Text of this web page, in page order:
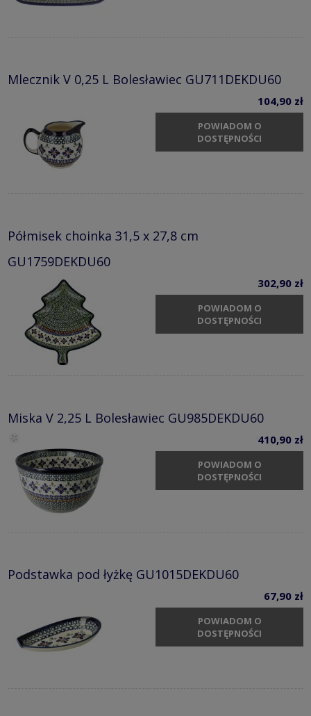
Mlecznik V 0,25 L Bolesławiec GU711DEKDU60
104,90 zł
POWIADOM O
DOSTĘPNOŚCI
Półmisek choinka 31,5 x 27,8 cm
GU1759DEKDU60
302,90 zł
POWIADOM O
DOSTĘPNOŚCI
Miska V 2,25 L Bolesławiec GU985DEKDU60
410,90 zł
POWIADOM O
DOSTĘPNOŚCI
Podstawka pod łyżkę GU1015DEKDU60
67,90 zł
POWIADOM O
DOSTĘPNOŚCI